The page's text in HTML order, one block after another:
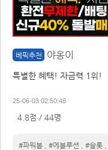
베픽추천 야옹이
특별한 혜택! 자금력 1위!
25-06-03 02:50:48
4.8점 / 44명
#파워볼 #에볼루션 #슬롯